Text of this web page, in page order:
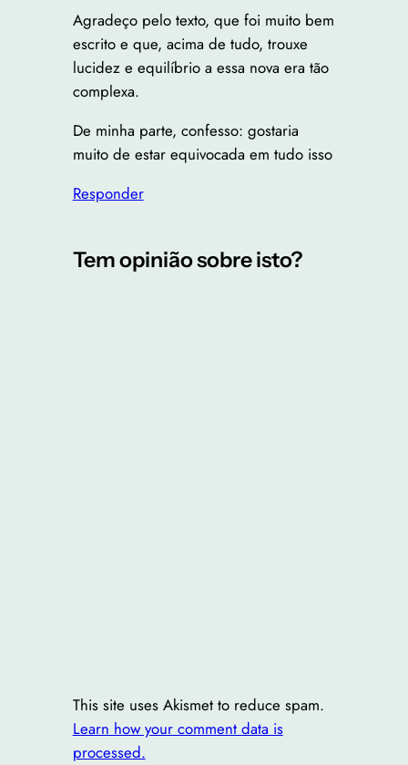
Agradeço pelo texto, que foi muito bem
escrito e que, acima de tudo, trouxe
lucidez e equilíbrio a essa nova era tão
complexa.
De minha parte, confesso: gostaria
muito de estar equivocada em tudo isso
Responder
Tem opinião sobre isto?
This site uses Akismet to reduce spam.
Learn how your comment data is
processed.